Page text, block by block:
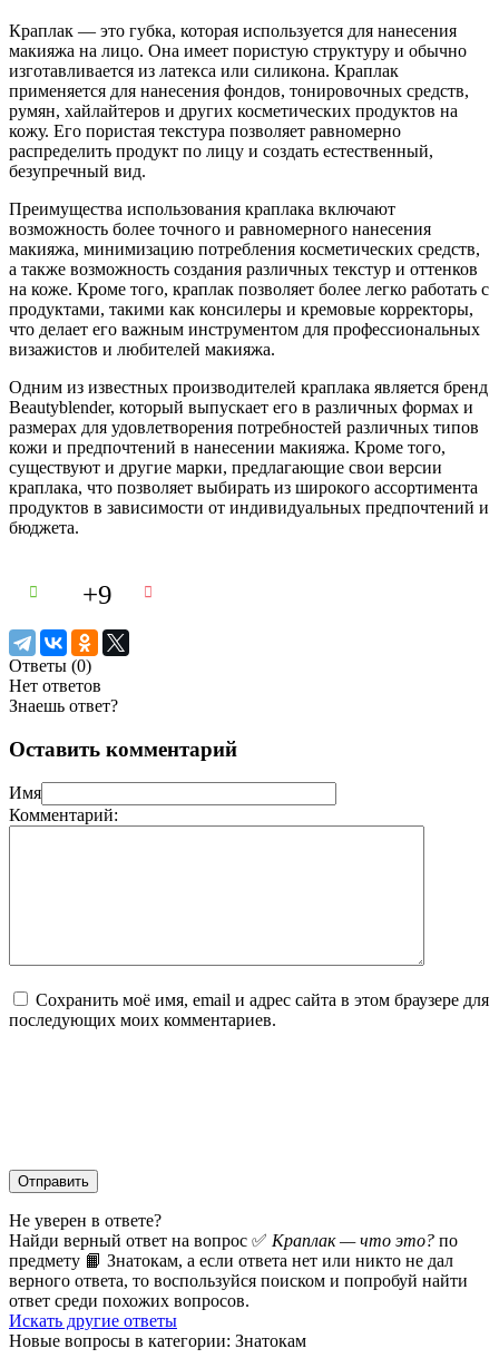
Краплак — это губка, которая используется для нанесения
макияжа на лицо. Она имеет пористую структуру и обычно
изготавливается из латекса или силикона. Краплак
применяется для нанесения фондов, тонировочных средств,
румян, хайлайтеров и других косметических продуктов на
кожу. Его пористая текстура позволяет равномерно
распределить продукт по лицу и создать естественный,
безупречный вид.
Преимущества использования краплака включают
возможность более точного и равномерного нанесения
макияжа, минимизацию потребления косметических средств,
а также возможность создания различных текстур и оттенков
на коже. Кроме того, краплак позволяет более легко работать с
продуктами, такими как консилеры и кремовые корректоры,
что делает его важным инструментом для профессиональных
визажистов и любителей макияжа.
Одним из известных производителей краплака является бренд
Beautyblender, который выпускает его в различных формах и
размерах для удовлетворения потребностей различных типов
кожи и предпочтений в нанесении макияжа. Кроме того,
существуют и другие марки, предлагающие свои версии
краплака, что позволяет выбирать из широкого ассортимента
продуктов в зависимости от индивидуальных предпочтений и
бюджета.
+9
Ответы (0)
Нет ответов
Знаешь ответ?
Оставить комментарий
Имя
Комментарий:
Сохранить моё имя, email и адрес сайта в этом браузере для
последующих моих комментариев.
Не уверен в ответе?
Найди верный ответ на вопрос ✅ Краплак — что это? по
предмету 📙 Знатокам, а если ответа нет или никто не дал
верного ответа, то воспользуйся поиском и попробуй найти
ответ среди похожих вопросов.
Искать другие ответы
Новые вопросы в категории: Знатокам